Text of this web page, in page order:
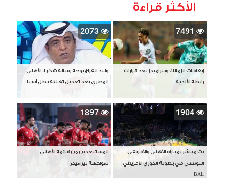
الأكثر قراءة
7491
إيقافات الزمالك وبيراميدز بعد قرارات
رابطة الأندية
2073
وليد الفراج يوجه رسالة شكر لـ الأهلي
المصري بعد تعديل تهنئة بطل آسيا
1904
بث مباشر لمباراة الأهلي والأفريقي
التونسي في بطولة الدوري الأفريقي
BAL
1897
المستبعدين من قائمة الأهلي
لمواجهة بيراميدز